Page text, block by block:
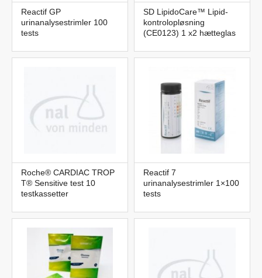
Reactif GP
urinanalysestrimler 100
tests
SD LipidoCare™ Lipid-
kontrolopløsning
(CE0123) 1 x2 hætteglas
Roche® CARDIAC TROP
T® Sensitive test 10
testkassetter
Reactif 7
urinanalysestrimler 1×100
tests